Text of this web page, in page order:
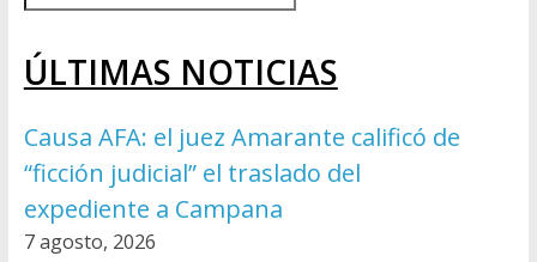
ÚLTIMAS NOTICIAS
Causa AFA: el juez Amarante calificó de
“ficción judicial” el traslado del
expediente a Campana
7 agosto, 2026